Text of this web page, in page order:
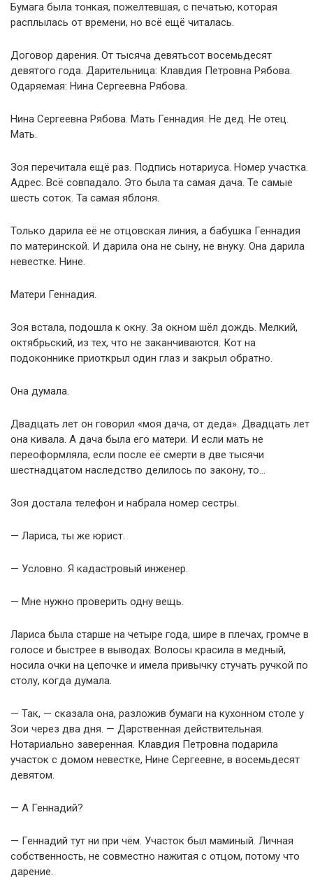
Бумага была тонкая, пожелтевшая, с печатью, которая
расплылась от времени, но всё ещё читалась.
Договор дарения. От тысяча девятьсот восемьдесят
девятого года. Дарительница: Клавдия Петровна Рябова.
Одаряемая: Нина Сергеевна Рябова.
Нина Сергеевна Рябова. Мать Геннадия. Не дед. Не отец.
Мать.
Зоя перечитала ещё раз. Подпись нотариуса. Номер участка.
Адрес. Всё совпадало. Это была та самая дача. Те самые
шесть соток. Та самая яблоня.
Только дарила её не отцовская линия, а бабушка Геннадия
по материнской. И дарила она не сыну, не внуку. Она дарила
невестке. Нине.
Матери Геннадия.
Зоя встала, подошла к окну. За окном шёл дождь. Мелкий,
октябрьский, из тех, что не заканчиваются. Кот на
подоконнике приоткрыл один глаз и закрыл обратно.
Она думала.
Двадцать лет он говорил «моя дача, от деда». Двадцать лет
она кивала. А дача была его матери. И если мать не
переоформляла, если после её смерти в две тысячи
шестнадцатом наследство делилось по закону, то…
Зоя достала телефон и набрала номер сестры.
— Лариса, ты же юрист.
— Условно. Я кадастровый инженер.
— Мне нужно проверить одну вещь.
Лариса была старше на четыре года, шире в плечах, громче в
голосе и быстрее в выводах. Волосы красила в медный,
носила очки на цепочке и имела привычку стучать ручкой по
столу, когда думала.
— Так, — сказала она, разложив бумаги на кухонном столе у
Зои через два дня. — Дарственная действительная.
Нотариально заверенная. Клавдия Петровна подарила
участок с домом невестке, Нине Сергеевне, в восемьдесят
девятом.
— А Геннадий?
— Геннадий тут ни при чём. Участок был маминый. Личная
собственность, не совместно нажитая с отцом, потому что
дарение.